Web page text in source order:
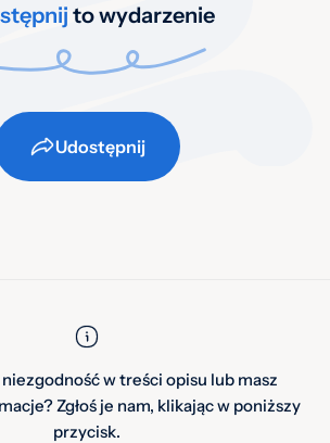
to wydarzenie
Udostępnij
w treści opisu lub masz
Zgłoś je nam, klikając w poniższy
przycisk.